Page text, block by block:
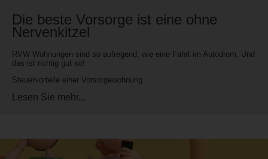
Die beste Vorsorge ist eine ohne
Nervenkitzel
RVW Wohnungen sind so aufregend, wie eine Fahrt im Autodrom. Und
das ist richtig gut so!
Steuervorteile einer Vorsorgewohnung
Lesen Sie mehr...